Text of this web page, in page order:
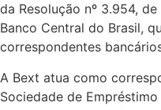
da Resolução nº 3.954,
Banco Central do Brasil,
correspondentes
A Bext atua como
Sociedade de Empréstimo